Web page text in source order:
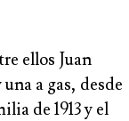
ellos Juan
a gas, desde
de 1913 y el